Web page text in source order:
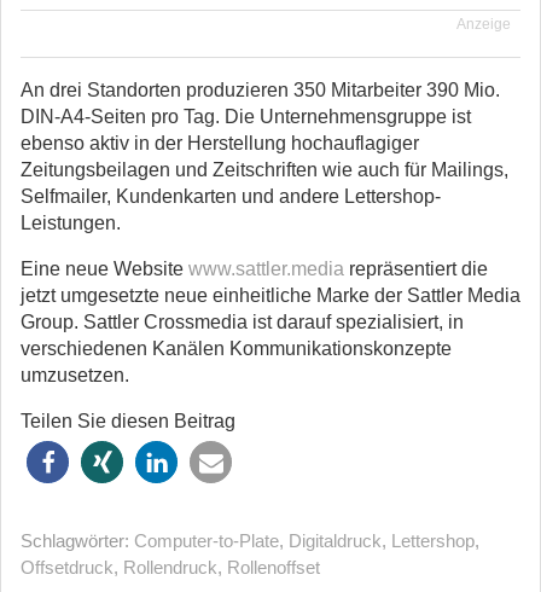
Anzeige
An drei Standorten produzieren 350 Mitarbeiter 390 Mio.
DIN-A4-Seiten pro Tag. Die Unternehmensgruppe ist
ebenso aktiv in der Herstellung hochauflagiger
Zeitungsbeilagen und Zeitschriften wie auch für Mailings,
Selfmailer, Kundenkarten und andere Lettershop-
Leistungen.
Eine neue Website www.sattler.media repräsentiert die
jetzt umgesetzte neue einheitliche Marke der Sattler Media
Group. Sattler Crossmedia ist darauf spezialisiert, in
verschiedenen Kanälen Kommunikationskonzepte
umzusetzen.
Teilen Sie diesen Beitrag
Schlagwörter: Computer-to-Plate, Digitaldruck, Lettershop,
Offsetdruck, Rollendruck, Rollenoffset